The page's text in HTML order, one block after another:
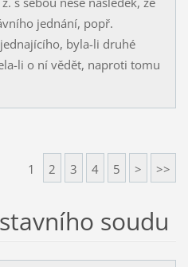
jednání, popř.
byla-li druhé
li o ní vědět, naproti tomu
1 2 3 4 5 > >>
soudu